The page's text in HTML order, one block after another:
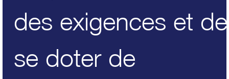
des exigences et de
se doter de